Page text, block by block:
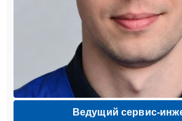
Ведущий сервис-